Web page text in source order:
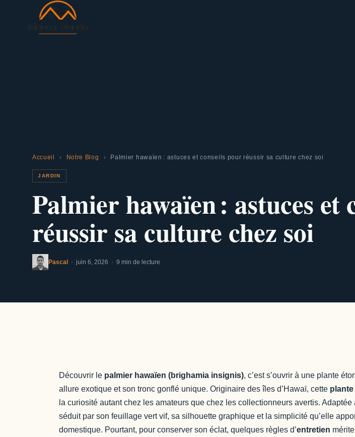
Accueil › Notre Blog › Palmier hawaïen : astuces et conseils pour réussir sa culture chez soi
JARDIN
Palmier hawaïen : astuces et
réussir sa culture chez soi
Pascal · juin 6, 2026 · 9 min de lecture
Découvrir le palmier hawaïen (brighamia insignis), c’est s’ouvrir à une plante
allure exotique et son tronc gonflé unique. Originaire des îles d’Hawaï, cette
la curiosité autant chez les amateurs que chez les collectionneurs avertis.
séduit par son feuillage vert vif, sa silhouette graphique et la simplicité qu’elle
domestique. Pourtant, pour conserver son éclat, quelques règles d’entretien